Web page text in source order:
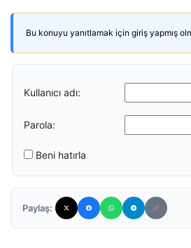
Bu konuyu yanıtlamak için giriş yapmış
Kullanıcı adı:
Parola:
Beni hatırla
Paylaş: